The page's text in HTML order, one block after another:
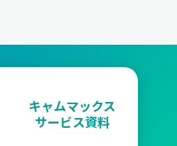
キャムマックス
サービス資料